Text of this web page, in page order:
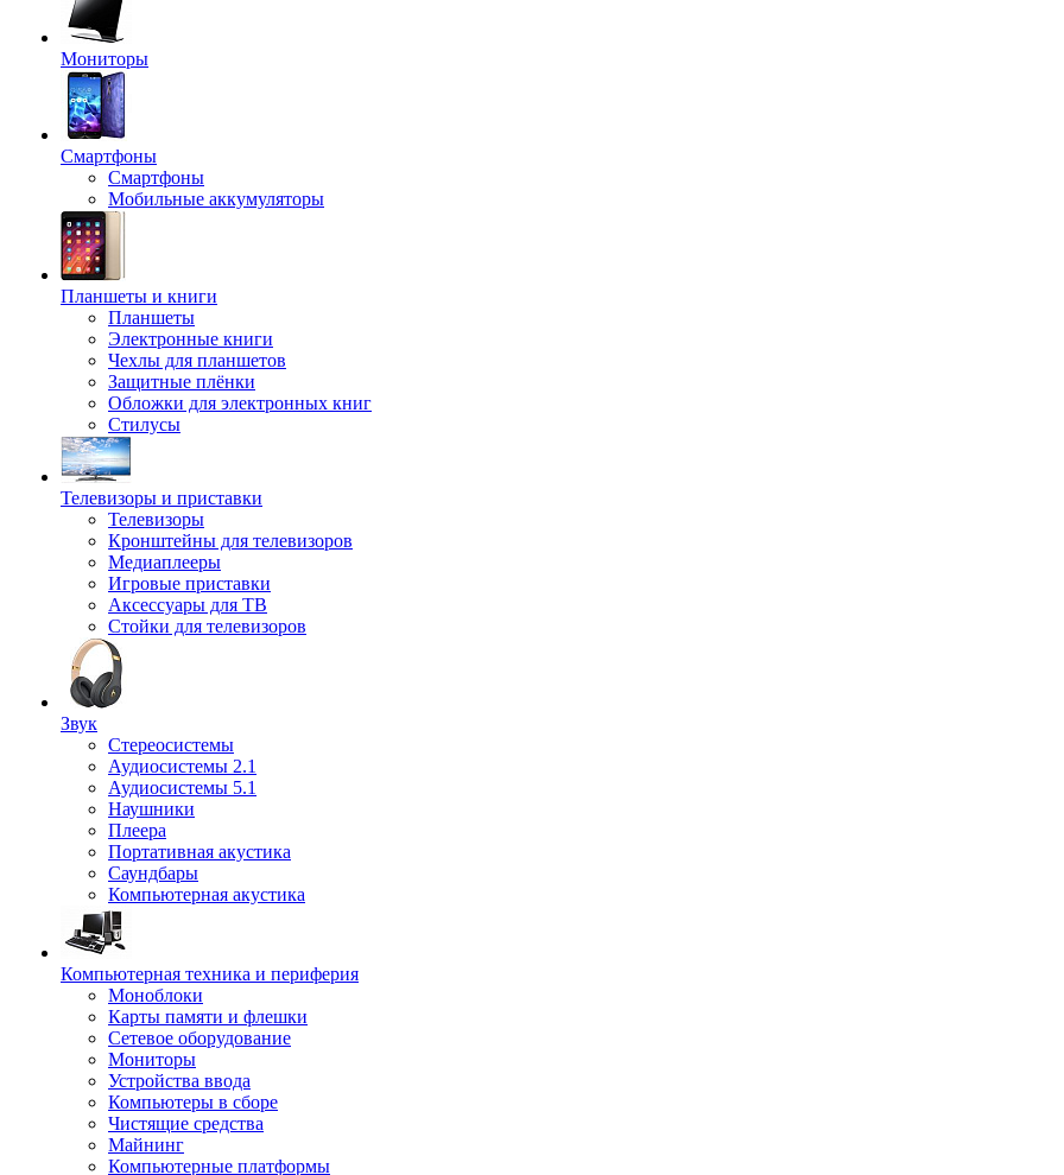
Мониторы
Смартфоны
Смартфоны
Мобильные аккумуляторы
Планшеты и книги
Планшеты
Электронные книги
Чехлы для планшетов
Защитные плёнки
Обложки для электронных книг
Стилусы
Телевизоры и приставки
Телевизоры
Кронштейны для телевизоров
Медиаплееры
Игровые приставки
Аксессуары для ТВ
Стойки для телевизоров
Звук
Стереосистемы
Аудиосистемы 2.1
Аудиосистемы 5.1
Наушники
Плеера
Портативная акустика
Саундбары
Компьютерная акустика
Компьютерная техника и периферия
Моноблоки
Карты памяти и флешки
Сетевое оборудование
Мониторы
Устройства ввода
Компьютеры в сборе
Чистящие средства
Майнинг
Компьютерные платформы